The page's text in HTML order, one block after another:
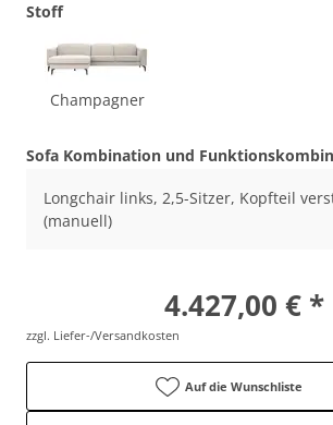
Stoff
Champagner
Sofa Kombination und
Longchair links, 2,5-Sitzer, Kopfteil
(manuell)
4.427,00 € *
zzgl. Liefer-/Versandkosten
Auf die Wunschliste